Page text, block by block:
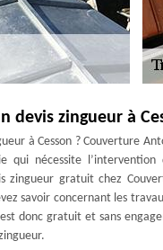
devis zingueur à
à Cesson ? Couverture
qui nécessite
zingueur gratuit chez
savoir concernant les
donc gratuit et sans